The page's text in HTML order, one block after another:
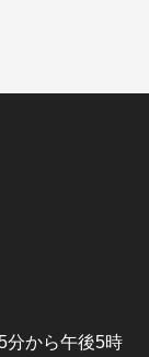
分から午後5時